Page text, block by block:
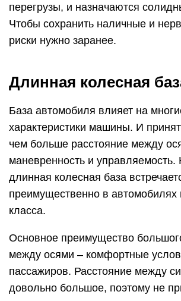
перегрузы, и назначаются
Чтобы сохранить наличные и
риски нужно заранее.
Длинная колесная
База автомобиля влияет на
характеристики машины. И
чем больше расстояние между
маневренность и
длинная колесная база
преимущественно в автомобилях
класса.
Основное преимущество
между осями – комфортные
пассажиров. Расстояние между
довольно большое, поэтому не